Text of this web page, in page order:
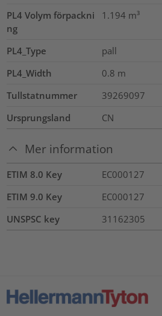
PL4 Volym förpackni
ng
1.194 m³
PL4_Type
pall
PL4_Width
0.8 m
Tullstatnummer
39269097
Ursprungsland
CN
Mer information
ETIM 8.0 Key
EC000127
ETIM 9.0 Key
EC000127
UNSPSC key
31162305